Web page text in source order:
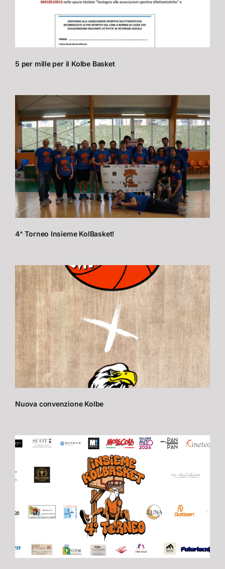
5 per mille per il Kolbe Basket
4^ Torneo Insieme KolBasket!
Nuova convenzione Kolbe